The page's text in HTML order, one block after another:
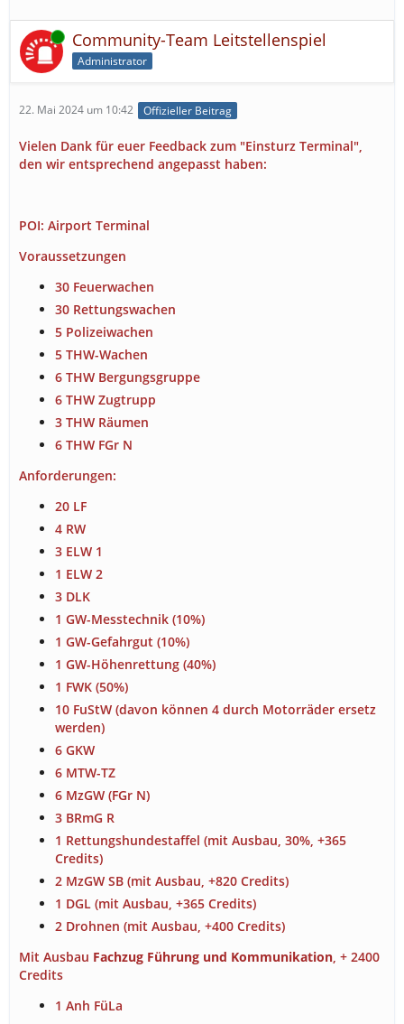
Online Community-Team Leitstellenspiel
Administrator
22. Mai 2024 um 10:42 Offizieller Beitrag
Vielen Dank für euer Feedback zum "Einsturz Terminal",
den wir entsprechend angepasst haben:
POI: Airport Terminal
Voraussetzungen
30 Feuerwachen
30 Rettungswachen
5 Polizeiwachen
5 THW-Wachen
6 THW Bergungsgruppe
6 THW Zugtrupp
3 THW Räumen
6 THW FGr N
Anforderungen:
20 LF
4 RW
3 ELW 1
1 ELW 2
3 DLK
1 GW-Messtechnik (10%)
1 GW-Gefahrgut (10%)
1 GW-Höhenrettung (40%)
1 FWK (50%)
10 FuStW (davon können 4 durch Motorräder ersetz
werden)
6 GKW
6 MTW-TZ
6 MzGW (FGr N)
3 BRmG R
1 Rettungshundestaffel (mit Ausbau, 30%, +365
Credits)
2 MzGW SB (mit Ausbau, +820 Credits)
1 DGL (mit Ausbau, +365 Credits)
2 Drohnen (mit Ausbau, +400 Credits)
Mit Ausbau Fachzug Führung und Kommunikation , + 2400
Credits
1 Anh FüLa